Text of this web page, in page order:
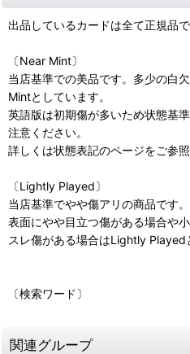
出品しているカードは全て正規品で
〔Near Mint〕
当店基準での美品です。多少の白
Mintとしています。
英語版は初期傷が多いため状態基
注意ください。
詳しくは状態表記のページをご参照
〔Lightly Played〕
当店基準でやや傷アリの商品です。
表面にやや目立つ傷がある場合や
スレ傷がある場合はLightly Played
〔検索ワード〕
関連グループ